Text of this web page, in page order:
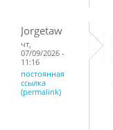
Jorgetaw
чт,
07/09/2026 -
11:16
постоянная
ссылка
(permalink)